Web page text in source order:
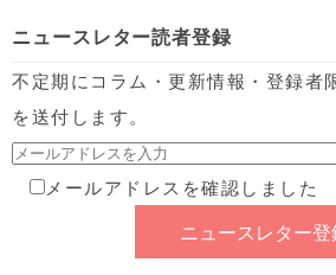
ニュースレター読者登録
不定期にコラム・更新情報・登録者
を送付します。
メールアドレスを確認しました